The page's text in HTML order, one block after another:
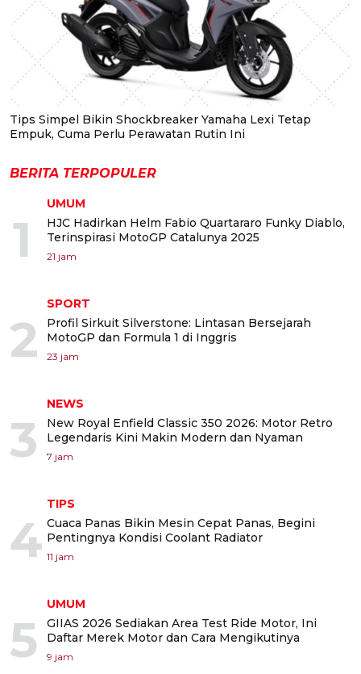
Tips Simpel Bikin Shockbreaker Yamaha Lexi Tetap
Empuk, Cuma Perlu Perawatan Rutin Ini
BERITA TERPOPULER
1
UMUM
HJC Hadirkan Helm Fabio Quartararo Funky Diablo,
Terinspirasi MotoGP Catalunya 2025
21 jam
2
SPORT
Profil Sirkuit Silverstone: Lintasan Bersejarah
MotoGP dan Formula 1 di Inggris
23 jam
3
NEWS
New Royal Enfield Classic 350 2026: Motor Retro
Legendaris Kini Makin Modern dan Nyaman
7 jam
4
TIPS
Cuaca Panas Bikin Mesin Cepat Panas, Begini
Pentingnya Kondisi Coolant Radiator
11 jam
5
UMUM
GIIAS 2026 Sediakan Area Test Ride Motor, Ini
Daftar Merek Motor dan Cara Mengikutinya
9 jam